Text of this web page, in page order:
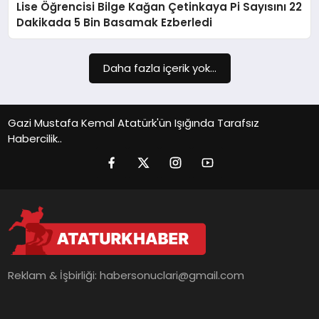
SIYASET
YAŞAM
Lise Öğrencisi Bilge Kağan Çetinkaya Pi Sayısını 22
Dakikada 5 Bin Basamak Ezberledi
Daha fazla içerik yok...
Gazi Mustafa Kemal Atatürk'ün Işığında Tarafsız
Habercilik..
Reklam & İşbirliği:habersonuclari@gmail.com